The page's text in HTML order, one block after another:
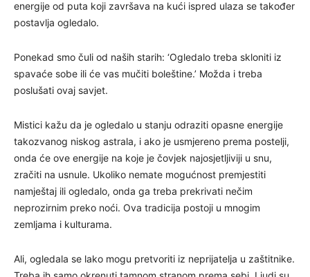
energije od puta koji završava na kući ispred ulaza se također
postavlja ogledalo.
Ponekad smo čuli od naših starih: ‘Ogledalo treba skloniti iz
spavaće sobe ili će vas mučiti boleštine.’ Možda i treba
poslušati ovaj savjet.
Mistici kažu da je ogledalo u stanju odraziti opasne energije
takozvanog niskog astrala, i ako je usmjereno prema postelji,
onda će ove energije na koje je čovjek najosjetljiviji u snu,
zračiti na usnule. Ukoliko nemate mogućnost premjestiti
namještaj ili ogledalo, onda ga treba prekrivati nečim
neprozirnim preko noći. Ova tradicija postoji u mnogim
zemljama i kulturama.
Ali, ogledala se lako mogu pretvoriti iz neprijatelja u zaštitnike.